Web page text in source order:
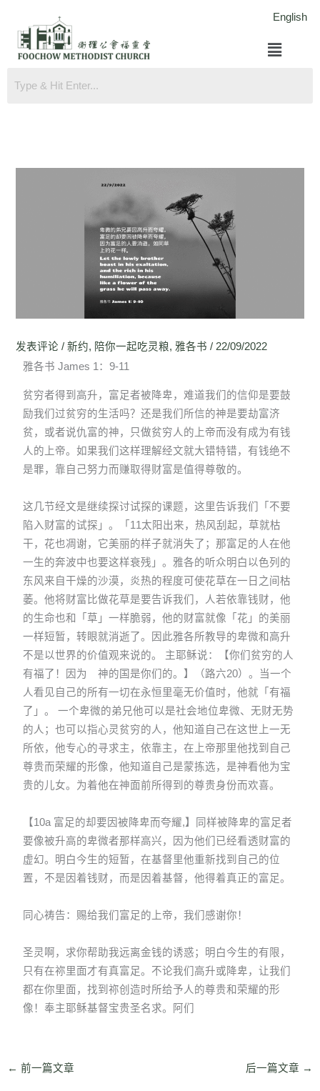
English
菜
单
发表评论 /新约, 陪你一起吃灵粮, 雅各书 / 22/09/2022
雅各书 James 1：9-11
贫穷者得到高升，富足者被降卑，难道我们的信仰是要鼓
励我们过贫穷的生活吗？还是我们所信的神是要劫富济
贫，或者说仇富的神，只做贫穷人的上帝而没有成为有钱
人的上帝。如果我们这样理解经文就大错特错，有钱绝不
是罪，靠自己努力而赚取得财富是值得尊敬的。
这几节经文是继续探讨试探的课题，这里告诉我们「不要
陷入财富的试探」。「11太阳出来，热风刮起，草就枯
干，花也凋谢，它美丽的样子就消失了；那富足的人在他
一生的奔波中也要这样衰残」。雅各的听众明白以色列的
东风来自干燥的沙漠，炎热的程度可使花草在一日之间枯
萎。他将财富比做花草是要告诉我们，人若依靠钱财，他
的生命也和「草」一样脆弱，他的财富就像「花」的美丽
一样短暂，转眼就消逝了。因此雅各所教导的卑微和高升
不是以世界的价值观来说的。 主耶稣说：【你们贫穷的人
有福了！因为 神的国是你们的。】（路六20）。当一个
人看见自己的所有一切在永恒里毫无价值时，他就「有福
了」。 一个卑微的弟兄他可以是社会地位卑微、无财无势
的人；也可以指心灵贫穷的人，他知道自己在这世上一无
所依，他专心的寻求主，依靠主，在上帝那里他找到自己
尊贵而荣耀的形像，他知道自己是蒙拣选，是神看他为宝
贵的儿女。为着他在神面前所得到的尊贵身份而欢喜。
【10a 富足的却要因被降卑而夸耀,】同样被降卑的富足者
要像被升高的卑微者那样高兴，因为他们已经看透财富的
虚幻。明白今生的短暂，在基督里他重新找到自己的位
置，不是因着钱财，而是因着基督，他得着真正的富足。
同心祷告：赐给我们富足的上帝，我们感谢你！
圣灵啊，求你帮助我远离金钱的诱惑；明白今生的有限，
只有在祢里面才有真富足。不论我们高升或降卑，让我们
都在你里面，找到祢创造时所给予人的尊贵和荣耀的形
像！奉主耶稣基督宝贵圣名求。阿们
← 前一篇文章 后一篇文章 →